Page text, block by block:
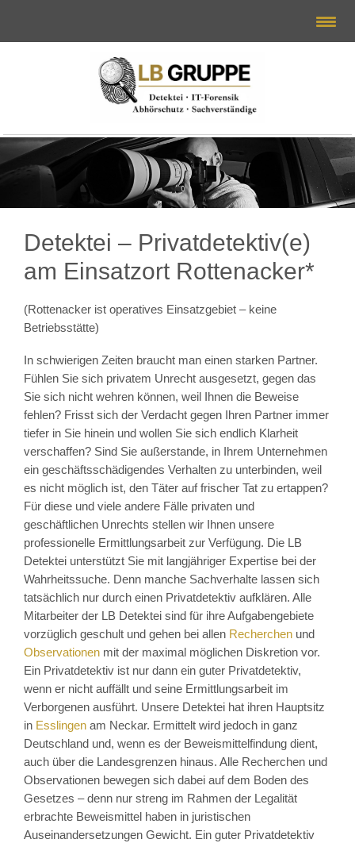
Detektei – Privatdetektiv(e)
am Einsatzort Rottenacker*
(Rottenacker ist operatives Einsatzgebiet – keine
Betriebsstätte)
In schwierigen Zeiten braucht man einen starken Partner.
Fühlen Sie sich privatem Unrecht ausgesetzt, gegen das
Sie sich nicht wehren können, weil Ihnen die Beweise
fehlen? Frisst sich der Verdacht gegen Ihren Partner immer
tiefer in Sie hinein und wollen Sie sich endlich Klarheit
verschaffen? Sind Sie außerstande, in Ihrem Unternehmen
ein geschäftsschädigendes Verhalten zu unterbinden, weil
es nicht möglich ist, den Täter auf frischer Tat zu ertappen?
Für diese und viele andere Fälle privaten und
geschäftlichen Unrechts stellen wir Ihnen unsere
professionelle Ermittlungsarbeit zur Verfügung. Die LB
Detektei unterstützt Sie mit langjähriger Expertise bei der
Wahrheitssuche. Denn manche Sachverhalte lassen sich
tatsächlich nur durch einen Privatdetektiv aufklären. Alle
Mitarbeiter der LB Detektei sind für ihre Aufgabengebiete
vorzüglich geschult und gehen bei allen Recherchen und
Observationen mit der maximal möglichen Diskretion vor.
Ein Privatdetektiv ist nur dann ein guter Privatdetektiv,
wenn er nicht auffällt und seine Ermittlungsarbeit im
Verborgenen ausführt. Unsere Detektei hat ihren Hauptsitz
in Esslingen am Neckar. Ermittelt wird jedoch in ganz
Deutschland und, wenn es der Beweismittelfindung dient,
auch über die Landesgrenzen hinaus. Alle Recherchen und
Observationen bewegen sich dabei auf dem Boden des
Gesetzes – denn nur streng im Rahmen der Legalität
erbrachte Beweismittel haben in juristischen
Auseinandersetzungen Gewicht. Ein guter Privatdetektiv